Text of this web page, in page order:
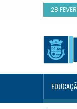
28